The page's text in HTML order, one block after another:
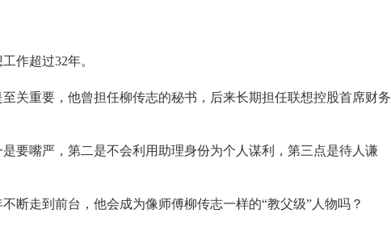
作超过32年。
关重要，他曾担任柳传志的秘书，后来长期担任联想控股首席财务
要嘴严，第二是不会利用助理身份为个人谋利，第三点是待人谦
断走到前台，他会成为像师傅柳传志一样的“教父级”人物吗？